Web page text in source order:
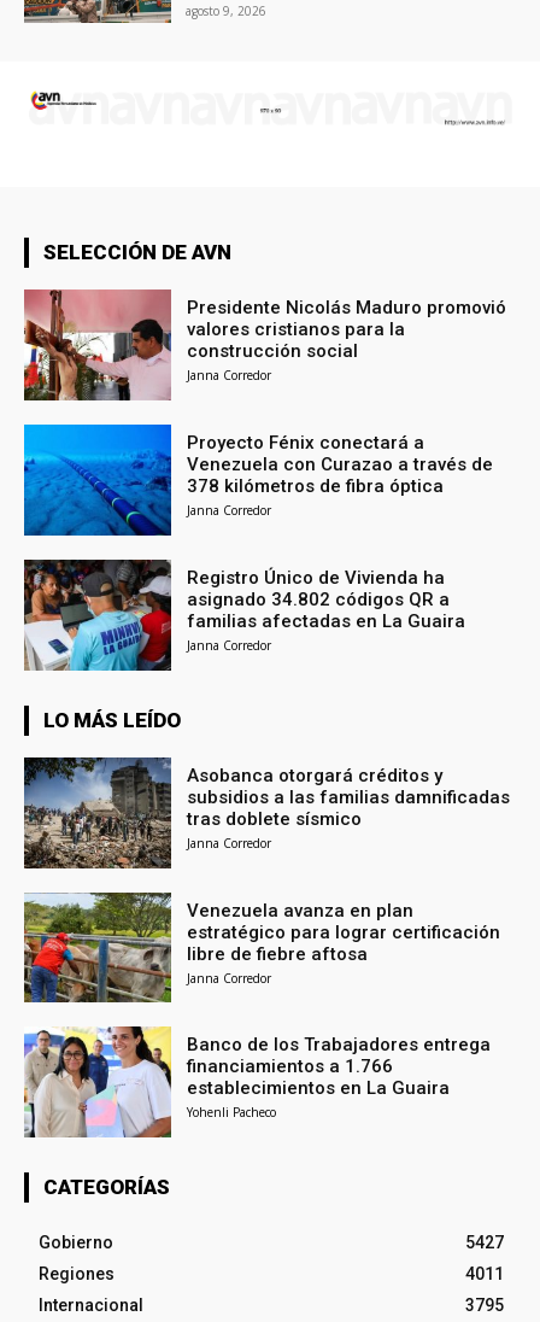
agosto 9, 2026
SELECCIÓN DE AVN
Presidente Nicolás Maduro promovió
valores cristianos para la
construcción social
Janna Corredor
Proyecto Fénix conectará a
Venezuela con Curazao a través de
378 kilómetros de fibra óptica
Janna Corredor
Registro Único de Vivienda ha
asignado 34.802 códigos QR a
familias afectadas en La Guaira
Janna Corredor
LO MÁS LEÍDO
Asobanca otorgará créditos y
subsidios a las familias damnificadas
tras doblete sísmico
Janna Corredor
Venezuela avanza en plan
estratégico para lograr certificación
libre de fiebre aftosa
Janna Corredor
Banco de los Trabajadores entrega
financiamientos a 1.766
establecimientos en La Guaira
Yohenli Pacheco
CATEGORÍAS
Gobierno
5427
Regiones
4011
Internacional
3795